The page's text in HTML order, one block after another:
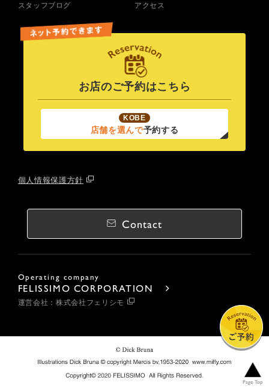
Page Top
スタッフブログ アクセス
お店のご予約はこちら
KOBE
店舗を選んで予約する
個人情報保護方針
Contact
Operating company
FELISSIMO CORPORATION
運営会社：株式会社フェリシモ